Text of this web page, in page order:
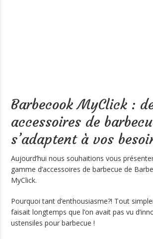
Barbecook MyClick :
accessoires de
s’adaptent à vos
Aujourd’hui nous souhaitions vous
gamme d’accessoires de barbecue de
MyClick.
Pourquoi tant d’enthousiasme?! Tout
faisait longtemps que l’on avait pas vu
ustensiles pour barbecue !